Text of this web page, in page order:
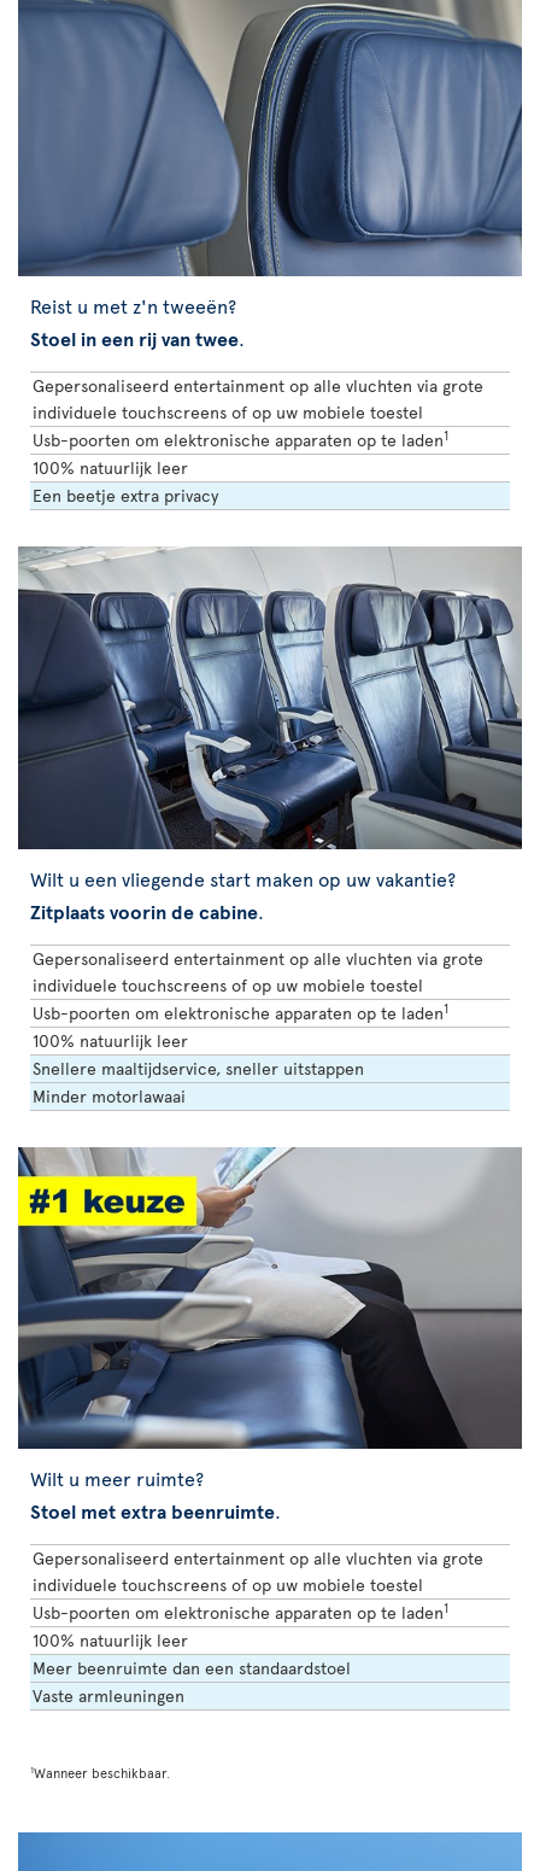
Reist u met z'n tweeën?
Stoel in een rij van twee.
Gepersonaliseerd entertainment op alle vluchten via grote
individuele touchscreens of op uw mobiele toestel
Usb-poorten om elektronische apparaten op te laden1
100% natuurlijk leer
Een beetje extra privacy
Wilt u een vliegende start maken op uw vakantie?
Zitplaats voorin de cabine.
Gepersonaliseerd entertainment op alle vluchten via grote
individuele touchscreens of op uw mobiele toestel
Usb-poorten om elektronische apparaten op te laden1
100% natuurlijk leer
Snellere maaltijdservice, sneller uitstappen
Minder motorlawaai
Wilt u meer ruimte?
Stoel met extra beenruimte.
Gepersonaliseerd entertainment op alle vluchten via grote
individuele touchscreens of op uw mobiele toestel
Usb-poorten om elektronische apparaten op te laden1
100% natuurlijk leer
Meer beenruimte dan een standaardstoel
Vaste armleuningen
1Wanneer beschikbaar.